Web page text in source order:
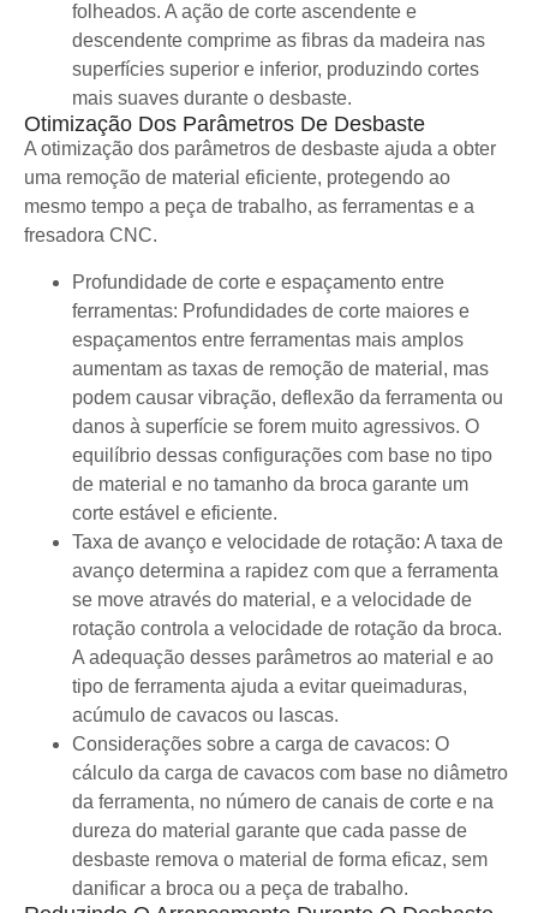
folheados. A ação de corte ascendente e
descendente comprime as fibras da madeira nas
superfícies superior e inferior, produzindo cortes
mais suaves durante o desbaste.
Otimização Dos Parâmetros De Desbaste
A otimização dos parâmetros de desbaste ajuda a obter
uma remoção de material eficiente, protegendo ao
mesmo tempo a peça de trabalho, as ferramentas e a
fresadora CNC.
Profundidade de corte e espaçamento entre
ferramentas: Profundidades de corte maiores e
espaçamentos entre ferramentas mais amplos
aumentam as taxas de remoção de material, mas
podem causar vibração, deflexão da ferramenta ou
danos à superfície se forem muito agressivos. O
equilíbrio dessas configurações com base no tipo
de material e no tamanho da broca garante um
corte estável e eficiente.
Taxa de avanço e velocidade de rotação: A taxa de
avanço determina a rapidez com que a ferramenta
se move através do material, e a velocidade de
rotação controla a velocidade de rotação da broca.
A adequação desses parâmetros ao material e ao
tipo de ferramenta ajuda a evitar queimaduras,
acúmulo de cavacos ou lascas.
Considerações sobre a carga de cavacos: O
cálculo da carga de cavacos com base no diâmetro
da ferramenta, no número de canais de corte e na
dureza do material garante que cada passe de
desbaste remova o material de forma eficaz, sem
danificar a broca ou a peça de trabalho.